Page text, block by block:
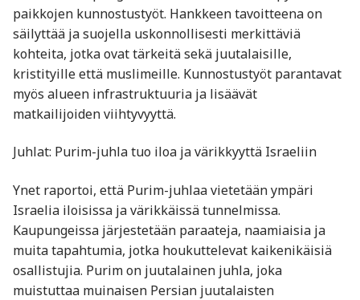
paikkojen kunnostustyöt. Hankkeen tavoitteena on
säilyttää ja suojella uskonnollisesti merkittäviä
kohteita, jotka ovat tärkeitä sekä juutalaisille,
kristityille että muslimeille. Kunnostustyöt parantavat
myös alueen infrastruktuuria ja lisäävät
matkailijoiden viihtyvyyttä.​
Juhlat: Purim-juhla tuo iloa ja värikkyyttä Israeliin
Ynet raportoi, että Purim-juhlaa vietetään ympäri
Israelia iloisissa ja värikkäissä tunnelmissa.
Kaupungeissa järjestetään paraateja, naamiaisia ja
muita tapahtumia, jotka houkuttelevat kaikenikäisiä
osallistujia. Purim on juutalainen juhla, joka
muistuttaa muinaisen Persian juutalaisten